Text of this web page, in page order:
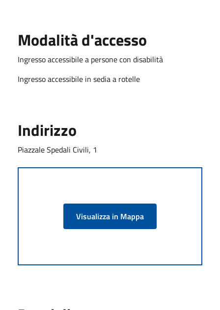
Modalità d'accesso
Ingresso accessibile a persone con disabilità
Ingresso accessibile in sedia a rotelle
Indirizzo
Piazzale Spedali Civili, 1
Visualizza in Mappa